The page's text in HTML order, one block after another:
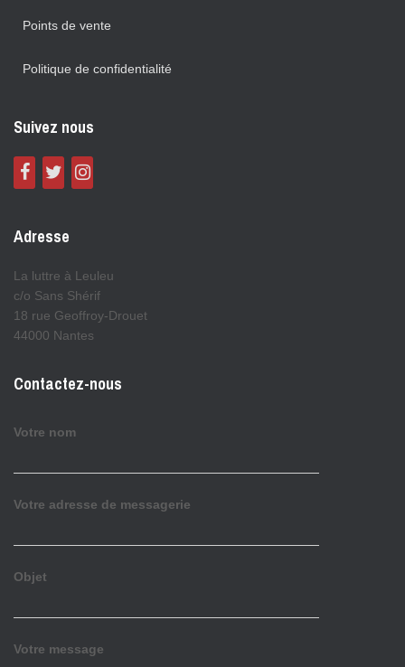
Points de vente
Politique de confidentialité
Suivez nous
Adresse
La luttre à Leuleu
c/o Sans Shérif
18 rue Geoffroy-Drouet
44000 Nantes
Contactez-nous
Votre nom
Votre adresse de messagerie
Objet
Votre message